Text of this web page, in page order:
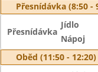
Přesnídávka (8:50 -
Přesnídávka
Jídlo
Nápoj
Oběd (11:50 - 12:20)